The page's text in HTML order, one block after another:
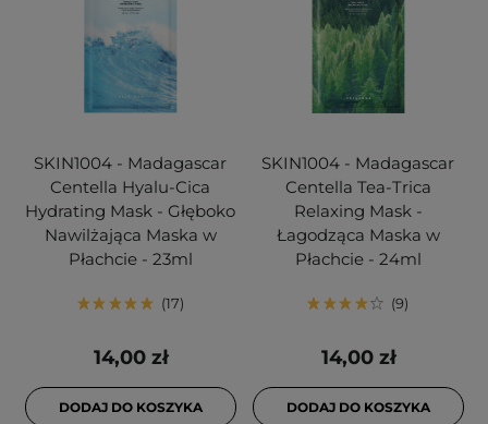
SKIN1004 - Madagascar
Centella Hyalu-Cica
Hydrating Mask - Głęboko
Nawilżająca Maska w
Płachcie - 23ml
17
14,00 zł
DODAJ DO KOSZYKA
SKIN1004 - Madagascar
Centella Tea-Trica
Relaxing Mask -
Łagodząca Maska w
Płachcie - 24ml
9
14,00 zł
DODAJ DO KOSZYKA